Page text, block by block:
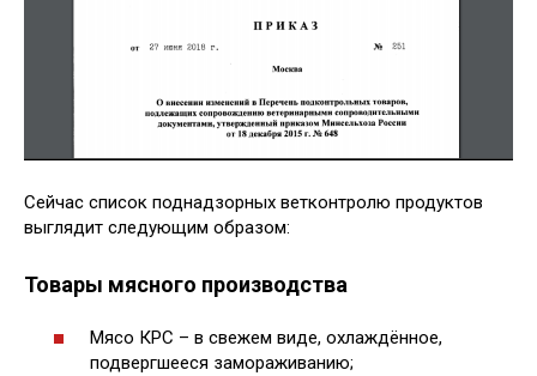
Сейчас список поднадзорных ветконтролю продуктов
выглядит следующим образом:
Товары мясного производства
Мясо КРС – в свежем виде, охлаждённое,
подвергшееся замораживанию;